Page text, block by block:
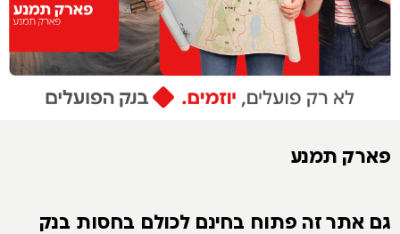
פארק תמנע
גם אתר זה פתוח בחינם לכולם בחסות בנק